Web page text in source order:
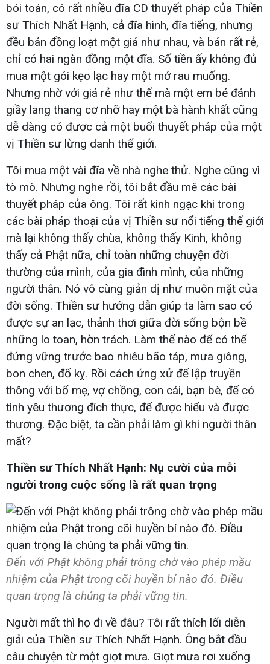
bói toán, có rất nhiều đĩa CD thuyết pháp của Thiền
sư Thích Nhất Hạnh, cả đĩa hình, đĩa tiếng, nhưng
đều bán đồng loạt một giá như nhau, và bán rất rẻ,
chỉ có hai ngàn đồng một đĩa. Số tiền ấy không đủ
mua một gói kẹo lạc hay một mớ rau muống.
Nhưng nhờ với giá rẻ như thế mà một em bé đánh
giầy lang thang cơ nhỡ hay một bà hành khất cũng
dễ dàng có được cả một buổi thuyết pháp của một
vị Thiền sư lừng danh thế giới.
Tôi mua một vài đĩa về nhà nghe thử. Nghe cũng vì
tò mò. Nhưng nghe rồi, tôi bắt đầu mê các bài
thuyết pháp của ông. Tôi rất kinh ngạc khi trong
các bài pháp thoại của vị Thiền sư nổi tiếng thế giới
mà lại không thấy chùa, không thấy Kinh, không
thấy cả Phật nữa, chỉ toàn những chuyện đời
thường của mình, của gia đình mình, của những
người thân. Nó vô cùng giản dị như muôn mặt của
đời sống. Thiền sư hướng dẫn giúp ta làm sao có
được sự an lạc, thảnh thơi giữa đời sống bộn bề
những lo toan, hờn trách. Làm thế nào để có thể
đứng vững trước bao nhiêu bão táp, mưa giông,
bon chen, đố kỵ. Rồi cách ứng xử để lập truyền
thông với bố mẹ, vợ chồng, con cái, bạn bè, để có
tình yêu thương đích thực, để được hiểu và được
thương. Đặc biệt, ta cần phải làm gì khi người thân
mất?
Thiền sư Thích Nhất Hạnh: Nụ cười của mỗi
người trong cuộc sống là rất quan trọng
Đến với Phật không phải trông chờ vào phép mầu
nhiệm của Phật trong cõi huyền bí nào đó. Điều
quan trọng là chúng ta phải vững tin.
Người mất thì họ đi về đâu? Tôi rất thích lối diễn
giải của Thiền sư Thích Nhất Hạnh. Ông bắt đầu
câu chuyện từ một giọt mưa. Giọt mưa rơi xuống